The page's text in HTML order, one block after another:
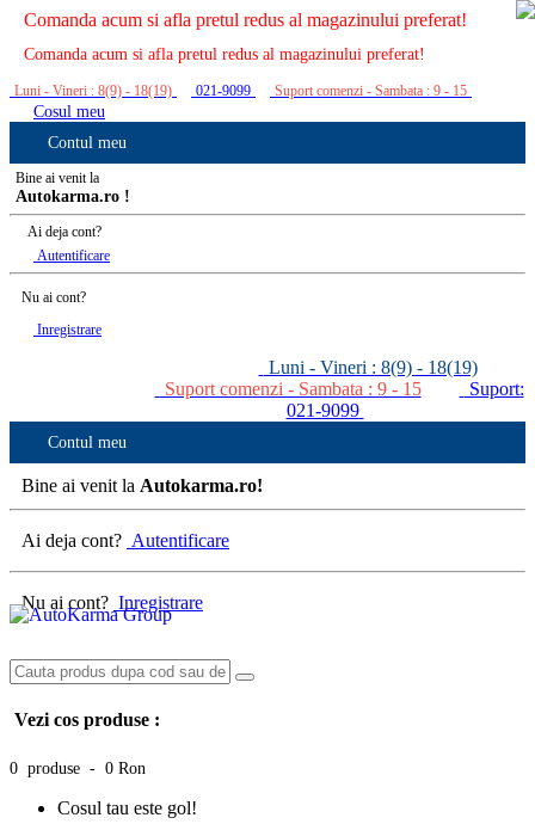
Comanda acum si afla pretul redus al magazinului preferat!
Comanda acum si afla pretul redus al magazinului preferat!
Luni - Vineri : 8(9) - 18(19) 021-9099 Suport comenzi - Sambata : 9 - 15
Cosul meu
Contul meu
Bine ai venit la
Autokarma.ro !
Ai deja cont?
Autentificare
Nu ai cont?
Inregistrare
Luni - Vineri : 8(9) - 18(19)
Suport comenzi - Sambata : 9 - 15
Suport:
021-9099
Contul meu
Bine ai venit la Autokarma.ro!
Ai deja cont? Autentificare
Nu ai cont? Inregistrare
Vezi cos produse :
0 produse - 0 Ron
Cosul tau este gol!